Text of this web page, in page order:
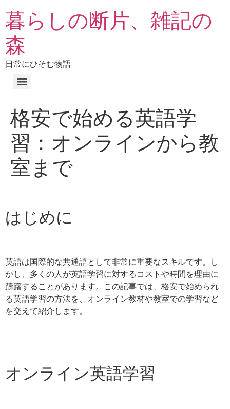
暮らしの断片、雑記の
森
日常にひそむ物語
格安で始める英語学
習：オンラインから教
室まで
はじめに
英語は国際的な共通語として非常に重要なスキルです。し
かし、多くの人が英語学習に対するコストや時間を理由に
躊躇することがあります。この記事では、格安で始められ
る英語学習の方法を、オンライン教材や教室での学習など
を交えて紹介します。
オンライン英語学習